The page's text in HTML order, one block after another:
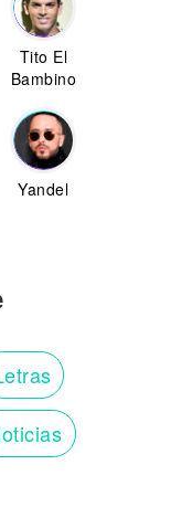
Tito El
Bambino
Yandel